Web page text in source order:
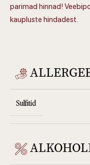
parimad hinnad!
kaupluste hindadest.
Sulfitid